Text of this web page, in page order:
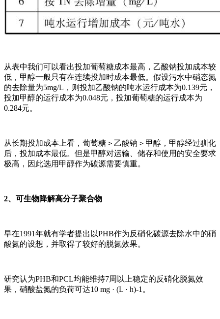
从表中我们可以看出投加葡萄糖成本最高，乙酸钠投加成本较
低，甲醇一般只有在连续投加时成本最低。假设污水中硝态氮
的去除量为5mg/L，则投加乙酸钠的吨水运行成本为0.139元，
投加甲醇的运行成本为0.048元，投加葡萄糖的运行成本为
0.284元。
从长期投加成本上看，葡萄糖＞乙酸钠＞甲醇，甲醇经过驯化
后，投加成本最低。但是甲醇对运输、储存和使用的安全要求
极高，因此选用甲醇作为碳源需要慎重。
2、可生物降解高分子聚合物
早在1991年就有学者提出以PHB作为反硝化碳源去除水中的硝
酸氮的设想，并取得了较好的脱氮效果。
研究认为PHB和PCL均能维持7周以上稳定的反硝化脱氮效
果，硝酸盐氮的负荷可达10 mg · (L · h)-1。